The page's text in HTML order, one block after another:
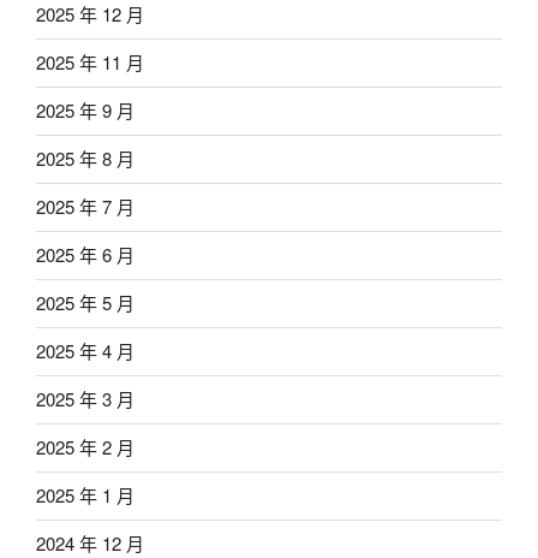
2025 年 12 月
2025 年 11 月
2025 年 9 月
2025 年 8 月
2025 年 7 月
2025 年 6 月
2025 年 5 月
2025 年 4 月
2025 年 3 月
2025 年 2 月
2025 年 1 月
2024 年 12 月